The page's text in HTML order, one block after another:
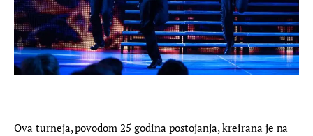
Ova turneja, povodom 25 godina postojanja, kreirana je na